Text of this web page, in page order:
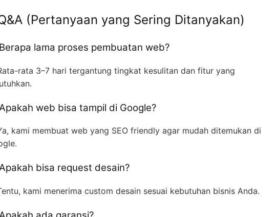
Q&A (Pertanyaan yang Sering Ditanyakan)
lama proses pembuatan web?
rata 3–7 hari tergantung tingkat kesulitan dan fitur yang
web bisa tampil di Google?
kami membuat web yang SEO friendly agar mudah ditemukan di
bisa request desain?
kami menerima custom desain sesuai kebutuhan bisnis Anda.